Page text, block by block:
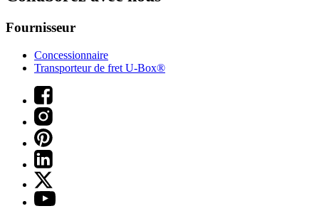
Fournisseur
Concessionnaire
Transporteur de fret U-Box®